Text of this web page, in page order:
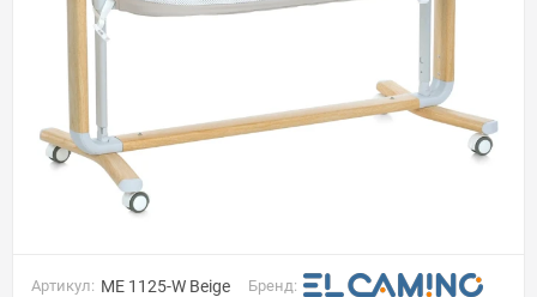
Артикул: ME 1125-W Beige Бренд: